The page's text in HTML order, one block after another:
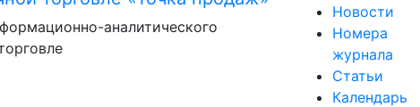
аналитического
Новости
Номера
журнала
Статьи
Календарь